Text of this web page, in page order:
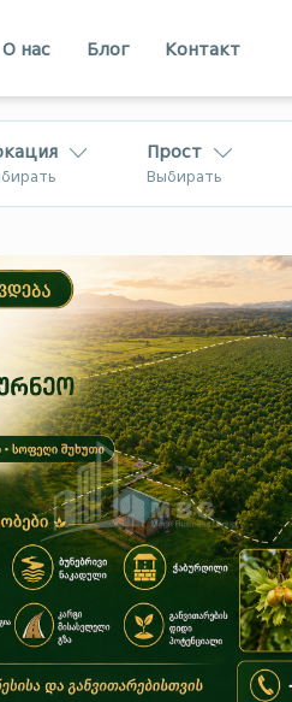
О нас Блог Контакт
Прост
Выбирать
Кахети
Аджарии
Рача
В Грузии